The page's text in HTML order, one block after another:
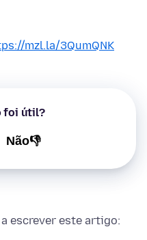
mzl.la/3QumQNK
foi útil?
Não👎
escrever este artigo: